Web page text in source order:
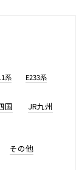
系 E233系
国 JR九州
その他